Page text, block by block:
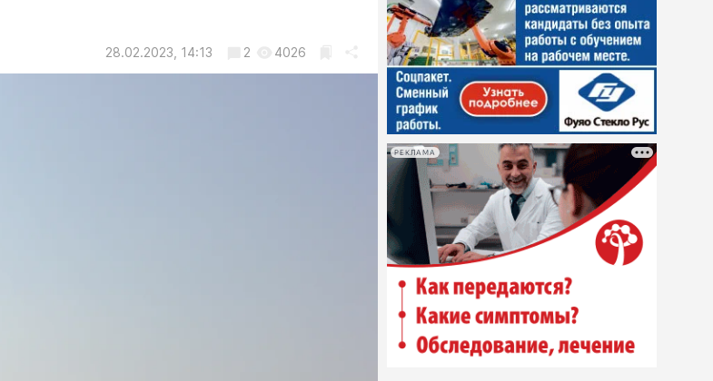
28.02.2023, 14:13 2 4026
РЕКЛАМА